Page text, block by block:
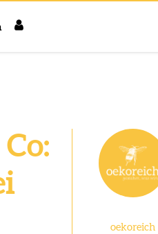
oekoreich